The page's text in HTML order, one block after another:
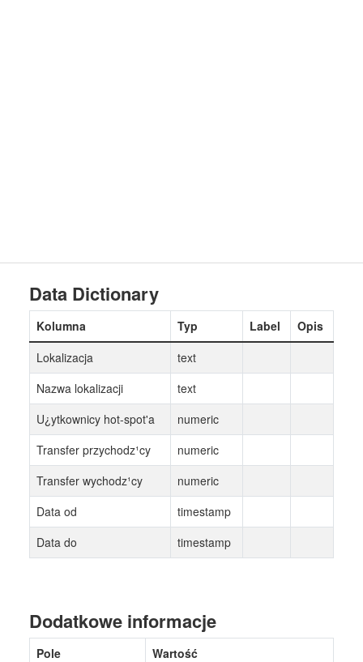
Data Dictionary
Kolumna Typ Label
Opis
Lokalizacja
text
Nazwa lokalizacji
text
U¿ytkownicy hot-spot'a
numeric
Transfer przychodz¹cy
numeric
Transfer wychodz¹cy
numeric
Data od
timestamp
Data do
timestamp
Dodatkowe informacje
Pole
Wartość